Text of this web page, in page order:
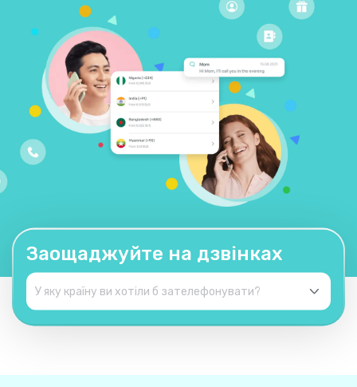
Заощаджуйте на дзвінках